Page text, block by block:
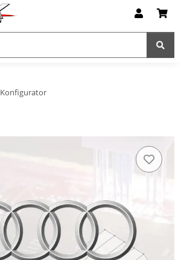
Konfigurator